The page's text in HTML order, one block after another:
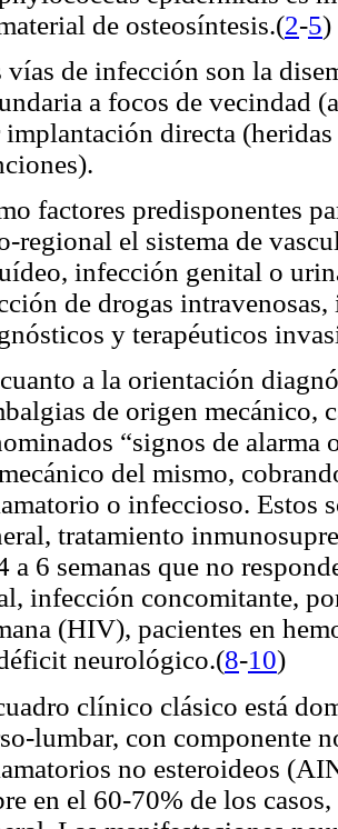
de osteosíntesis.(2-5)
vías de infección son la
a focos de vecindad
directa
factores predisponentes
regional el sistema de
infección genital o
de drogas
y terapéuticos
a la orientación
de origen mecánico,
“signos de alarma
del mismo,
o infeccioso. Estos
tratamiento
a 6 semanas que no
infección concomitante,
(HIV), pacientes en
neurológico.(8-10)
clínico clásico está
lumbar, con componente
no esteroideos
en el 60-70% de los